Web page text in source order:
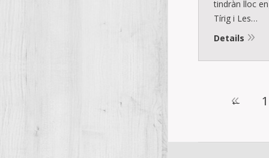
tindràn lloc
Tírig i Les…
Details
← 1